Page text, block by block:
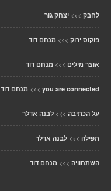
לחבק >>> יצחק גור
פוקוס ירוק >>> מנחם דוד
אוצר מילים >>> מנחם דוד
you are connected
>>> מנחם דוד
על הכתיבה >>> לבנה אדלר
תפילה >>> לבנה אדלר
השתחוויה >>> מנחם דוד